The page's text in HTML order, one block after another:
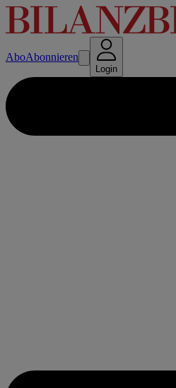
AboAbonnieren
Login